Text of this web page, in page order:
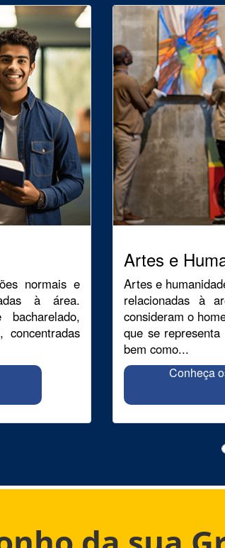
normais e
à área.
concentradas
Artes e
Artes e
relacionadas à
consideram o
que se
bem como...
Conheça